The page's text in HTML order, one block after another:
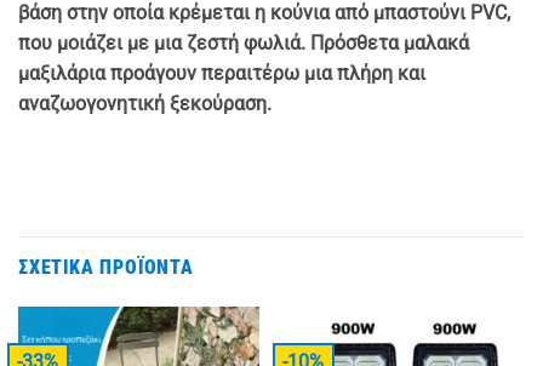
βάση στην οποία κρέμεται η κούνια από μπαστούνι PVC,
που μοιάζει με μια ζεστή φωλιά. Πρόσθετα μαλακά
μαξιλάρια προάγουν περαιτέρω μια πλήρη και
αναζωογονητική ξεκούραση.
ΣΧΕΤΙΚΆ ΠΡΟΪΌΝΤΑ